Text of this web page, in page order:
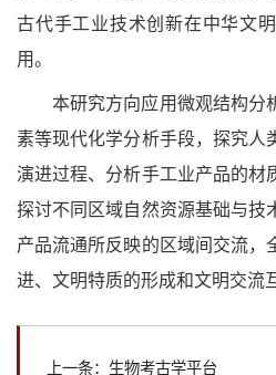
古代手工业技术创新在中华文
用。
本研究方向应用微观结构分
素等现代化学分析手段，探究人
演进过程、分析手工业产品的材
探讨不同区域自然资源基础与技
产品流通所反映的区域间交流，
进、文明特质的形成和文明交流
上一条：生物考古学平台